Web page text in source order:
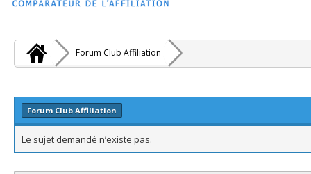
Forum Club Affiliation
Forum Club Affiliation
Le sujet demandé n’existe pas.